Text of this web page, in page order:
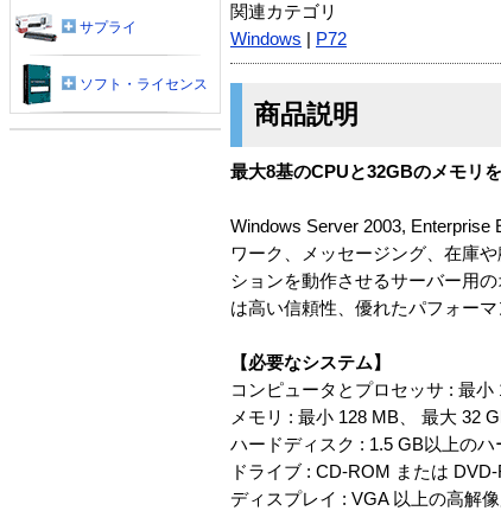
関連カテゴリ
Windows
P72
商品説明
最大8基のCPUと32GBのメモリ
Windows Server 2003,
ワーク、メッセージング、在庫
ションを動作させるサーバー用
は高い信頼性、優れたパフォー
【必要なシステム】
コンピュータとプロセッサ : 最
メモリ : 最小 128 MB、 最大 32
ハードディスク : 1.5 GB以上の
ドライブ : CD-ROM または
ディスプレイ : VGA 以上の高解
サプライ
ソフト・ライセンス